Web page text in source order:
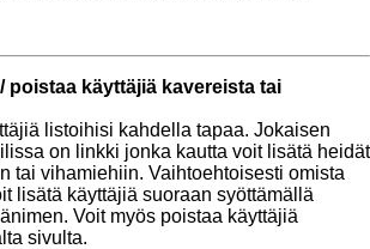
poistaa käyttäjiä kavereista tai
listoihisi kahdella tapaa. Jokaisen
on linkki jonka kautta voit lisätä heidät
tai vihamiehiin. Vaihtoehtoisesti omista
lisätä käyttäjiä suoraan syöttämällä
Voit myös poistaa käyttäjiä
sivulta.